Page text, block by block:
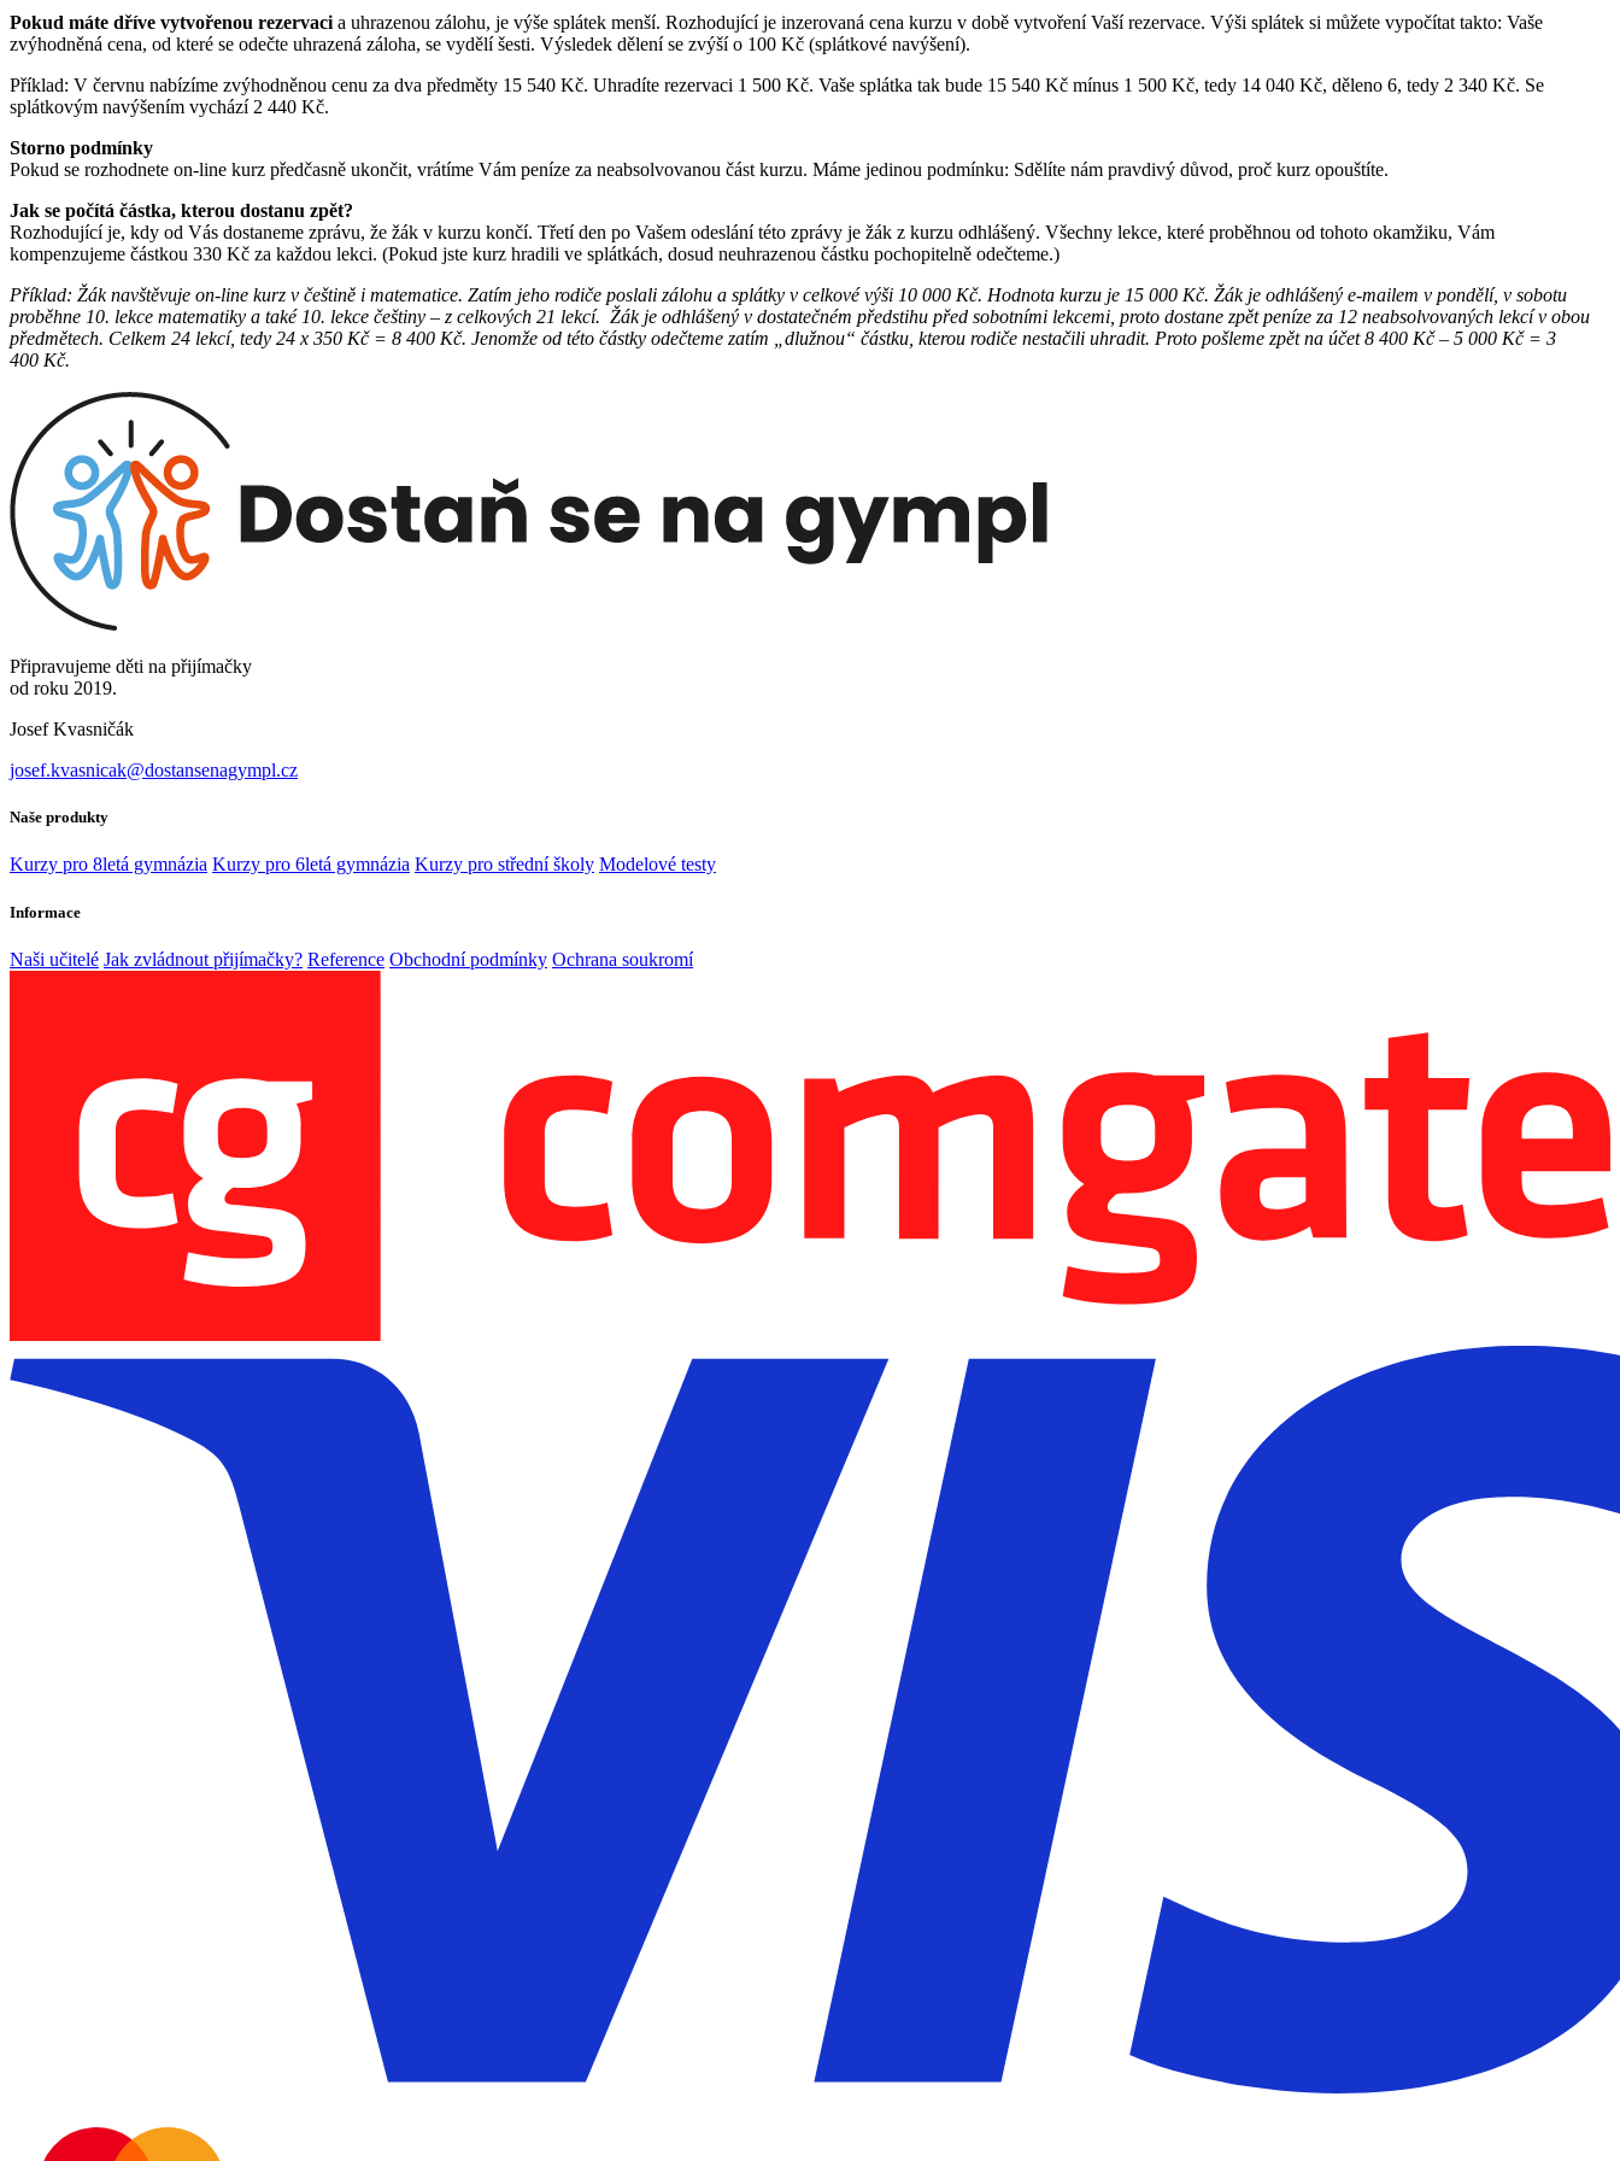
Pokud máte dříve vytvořenou rezervaci a uhrazenou zálohu, je výše splátek menší. Rozhodující je inzerovaná cena kurzu v době vytvoření Vaší rezervace. Výši splátek si můžete vypočítat takto: Vaše
zvýhodněná cena, od které se odečte uhrazená záloha, se vydělí šesti. Výsledek dělení se zvýší o 100 Kč (splátkové navýšení).
Příklad: V červnu nabízíme zvýhodněnou cenu za dva předměty 15 540 Kč. Uhradíte rezervaci 1 500 Kč. Vaše splátka tak bude 15 540 Kč mínus 1 500 Kč, tedy 14 040 Kč, děleno 6, tedy 2 340 Kč. Se
splátkovým navýšením vychází 2 440 Kč.
Storno podmínky
Pokud se rozhodnete on-line kurz předčasně ukončit, vrátíme Vám peníze za neabsolvovanou část kurzu. Máme jedinou podmínku: Sdělíte nám pravdivý důvod, proč kurz opouštíte.
Jak se počítá částka, kterou dostanu zpět?
Rozhodující je, kdy od Vás dostaneme zprávu, že žák v kurzu končí. Třetí den po Vašem odeslání této zprávy je žák z kurzu odhlášený. Všechny lekce, které proběhnou od tohoto okamžiku, Vám
kompenzujeme částkou 330 Kč za každou lekci. (Pokud jste kurz hradili ve splátkách, dosud neuhrazenou částku pochopitelně odečteme.)
Příklad: Žák navštěvuje on-line kurz v češtině i matematice. Zatím jeho rodiče poslali zálohu a splátky v celkové výši 10 000 Kč. Hodnota kurzu je 15 000 Kč. Žák je odhlášený e-mailem v pondělí, v sobotu
proběhne 10. lekce matematiky a také 10. lekce češtiny – z celkových 21 lekcí. Žák je odhlášený v dostatečném předstihu před sobotními lekcemi, proto dostane zpět peníze za 12 neabsolvovaných lekcí v obou
předmětech. Celkem 24 lekcí, tedy 24 x 350 Kč = 8 400 Kč. Jenomže od této částky odečteme zatím „dlužnou“ částku, kterou rodiče nestačili uhradit. Proto pošleme zpět na účet 8 400 Kč – 5 000 Kč = 3
400 Kč.
Připravujeme děti na přijímačky
od roku 2019.
Josef Kvasničák
josef.kvasnicak@dostansenagympl.cz
Naše produkty
Kurzy pro 8letá gymnázia Kurzy pro 6letá gymnázia Kurzy pro střední školy Modelové testy
Informace
Naši učitelé Jak zvládnout přijímačky? Reference Obchodní podmínky Ochrana soukromí